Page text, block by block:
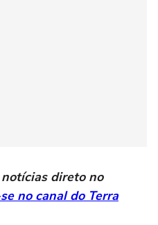
direto no
no canal do Terra